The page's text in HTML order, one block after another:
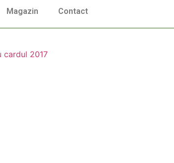
Magazin Contact